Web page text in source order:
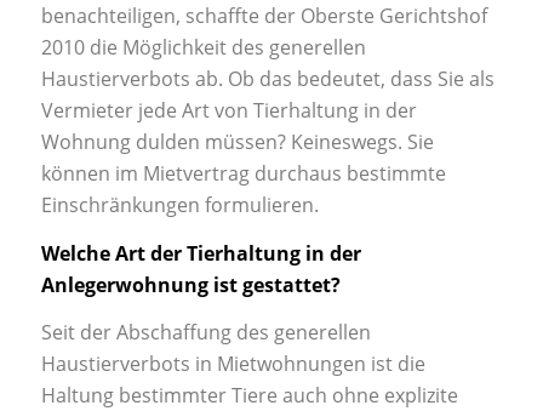
benachteiligen, schaffte der Oberste Gerichtshof
2010 die Möglichkeit des generellen
Haustierverbots ab. Ob das bedeutet, dass Sie als
Vermieter jede Art von Tierhaltung in der
Wohnung dulden müssen? Keineswegs. Sie
können im Mietvertrag durchaus bestimmte
Einschränkungen formulieren.
Welche Art der Tierhaltung in der
Anlegerwohnung ist gestattet?
Seit der Abschaffung des generellen
Haustierverbots in Mietwohnungen ist die
Haltung bestimmter Tiere auch ohne explizite